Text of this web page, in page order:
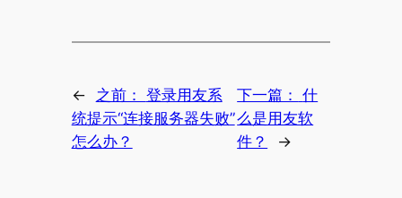
← 之前： 登录用友系
统提示“连接服务器失败”
怎么办？
下一篇：
什
么是用友软
件？
→